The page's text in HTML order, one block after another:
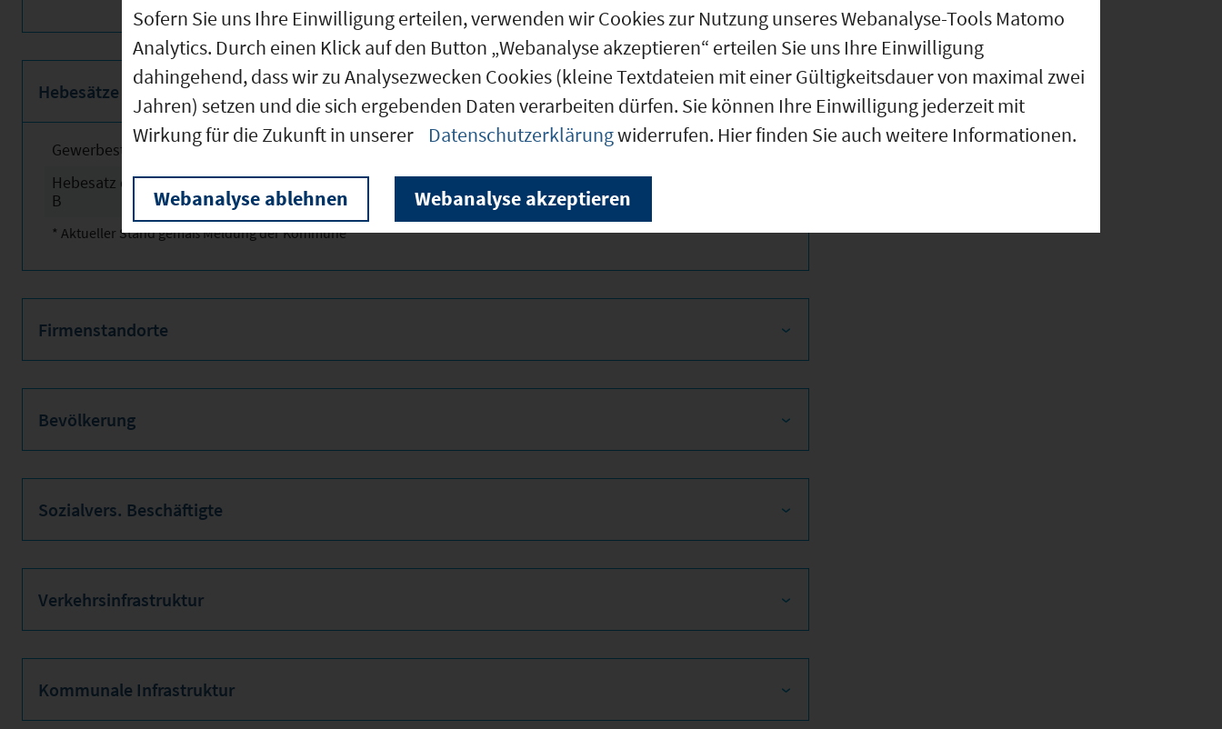
Hebesätze
Gewerbesteuerhebesatz
Hebesatz der Grundsteuer
B
2025 310 *
* Aktueller Stand gemäß Meldung der Kommune
Firmenstandorte
Bevölkerung
Sozialvers. Beschäftigte
Verkehrsinfrastruktur
Kommunale Infrastruktur
Sofern Sie uns Ihre Einwilligung erteilen, verwenden wir Cookies zur Nutzung unseres Webanalyse-Tools Matomo
Analytics. Durch einen Klick auf den Button „Webanalyse akzeptieren“ erteilen Sie uns Ihre Einwilligung
dahingehend, dass wir zu Analysezwecken Cookies (kleine Textdateien mit einer Gültigkeitsdauer von maximal zwei
Jahren) setzen und die sich ergebenden Daten verarbeiten dürfen. Sie können Ihre Einwilligung jederzeit mit
Wirkung für die Zukunft in unserer
Datenschutzerklärungwiderrufen. Hier finden Sie auch weitere Informationen.
Webanalyse ablehnen Webanalyse akzeptieren